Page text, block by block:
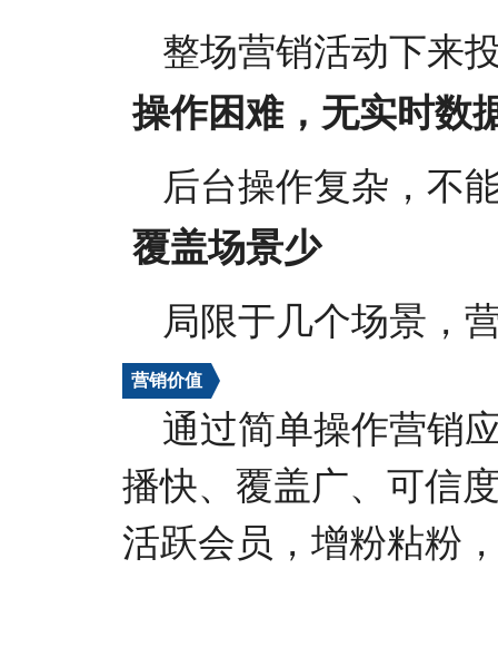
整场营销活动下来
操作困难，无实时数
后台操作复杂，不
覆盖场景少
局限于几个场景，
营销价值
通过简单操作营销
播快、覆盖广、可信
活跃会员，增粉粘粉